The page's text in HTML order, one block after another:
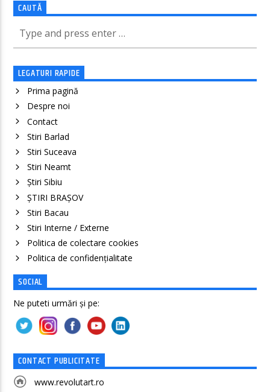
CAUTĂ
LEGATURI RAPIDE
Prima pagină
Despre noi
Contact
Stiri Barlad
Stiri Suceava
Stiri Neamt
Știri Sibiu
ȘTIRI BRAȘOV
Stiri Bacau
Stiri Interne / Externe
Politica de colectare cookies
Politica de confidenţialitate
SOCIAL
Ne puteti urmări și pe:
CONTACT PUBLICITATE
www.revolutart.ro